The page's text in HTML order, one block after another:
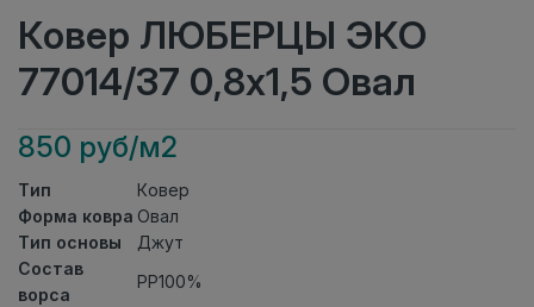
Ковер ЛЮБЕРЦЫ ЭКО
77014/37 0,8х1,5 Овал
850 руб/м2
Тип
Ковер
Форма ковра Овал
Тип основы
Джут
Состав
ворса
PP100%